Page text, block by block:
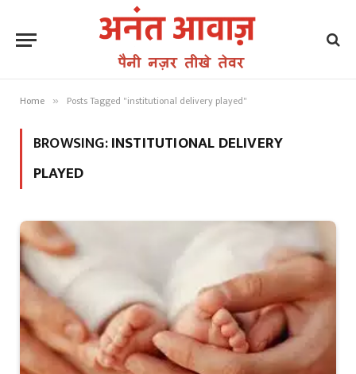
Home » Posts Tagged "institutional delivery played"
BROWSING:INSTITUTIONAL DELIVERY
PLAYED